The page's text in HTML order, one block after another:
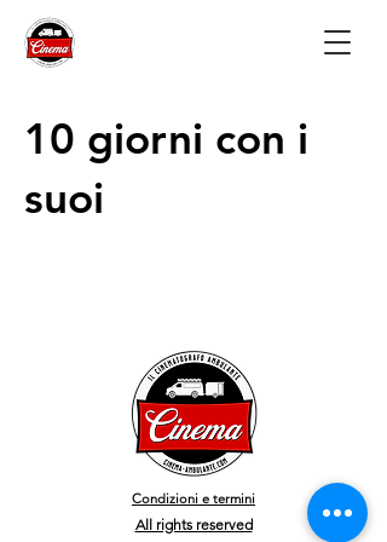
10 giorni con i
suoi
Condizioni e termini
All rights reserved